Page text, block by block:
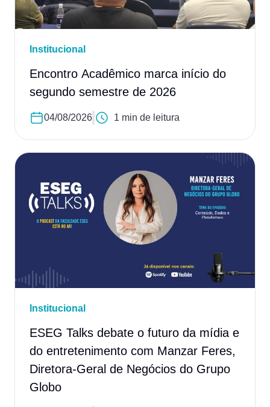
Institucional
Encontro Acadêmico marca início do
segundo semestre de 2026
04/08/2026 1 min de leitura
Institucional
ESEG Talks debate o futuro da mídia e
do entretenimento com Manzar Feres,
Diretora-Geral de Negócios do Grupo
Globo